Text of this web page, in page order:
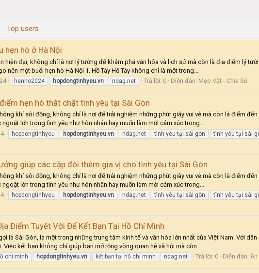
Top users
hẹn hò ở Hà Nội
hiện đại, không chỉ là nơi lý tưởng để khám phá văn hóa và lịch sử mà còn là địa điểm lý
nên một buổi hẹn hò Hà Nội 1. Hồ Tây Hồ Tây không chỉ là một trong...
henho2024 hopdongtinhyeu.vn ndag.net Trả lời: 0 Diễn đàn: Mẹo Vặt - Chia Sẻ
hẹn hò thắt chặt tình yêu tại Sài Gòn
khí sôi động, không chỉ là nơi để trải nghiệm những phút giây vui vẻ mà còn là điểm
lớn trong tình yêu như hôn nhân hay muốn làm mới cảm xúc trong...
hopdongtinhyeu hopdongtinhyeu.vn ndag.net tình yêu tại sài gòn tình yêu tại sài
giúp các cặp đôi thêm gia vị cho tình yêu tại Sài Gòn
khí sôi động, không chỉ là nơi để trải nghiệm những phút giây vui vẻ mà còn là điểm
lớn trong tình yêu như hôn nhân hay muốn làm mới cảm xúc trong...
hopdongtinhyeu hopdongtinhyeu.vn ndag.net tình yêu tại sài gòn tình yêu tại sài
Điểm Tuyệt Vời Để Kết Bạn Tại Hồ Chí Minh
là Sài Gòn, là một trong những trung tâm kinh tế và văn hóa lớn nhất của Việt Nam. Với
Việc kết bạn không chỉ giúp bạn mở rộng vòng quan hệ xã hội mà còn...
chí minh hopdongtinhyeu.vn kết bạn tại hồ chí minh ndag.net Trả lời: 0 Diễn đàn: Ăn